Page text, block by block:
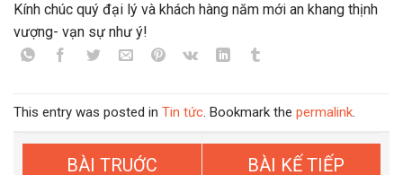
Kính chúc quý đại lý và khách hàng năm mới an khang thịnh
vượng- vạn sự như ý!
This entry was posted in Tin tức. Bookmark the permalink.